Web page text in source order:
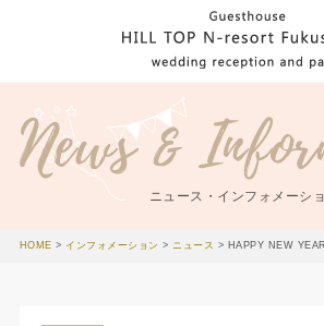
ニュース・インフォメーシ
HOME > インフォメーション >ニュース > HAPPY NEW